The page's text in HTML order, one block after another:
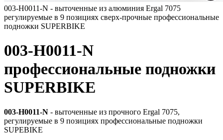
003-H0011-N - выточенные из алюминия Ergal 7075
регулируемые в 9 позициях сверх-прочные профессиональные
подножки SUPERBIKE
003-H0011-N
профессиональные подножки
SUPERBIKE
003-H0011-N - выточенные из прочного Ergal 7075,
регулируемые в 9 позициях профессиональные подножки
SUPEBIKE